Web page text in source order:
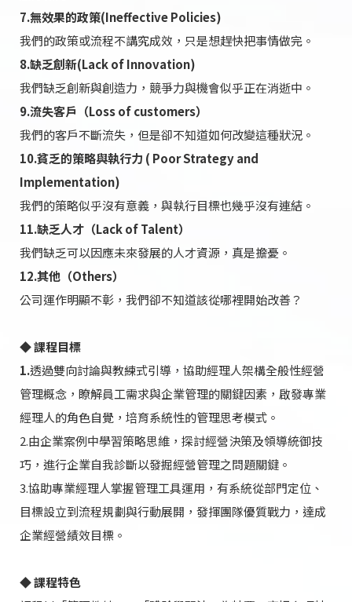
7.無效果的政策(Ineffective Policies)
我們的政策或流程不講究成效，只是想趕快把事情做完。
8.缺乏創新(Lack of Innovation)
我們缺乏創新與創造力，競爭力與機會似乎正在消逝中。
9.流失客戶（Loss of customers）
我們的客戶不斷流失，但是卻不知道如何改變這種狀況。
10.貧乏的策略與執行力 ( Poor Strategy and
Implementation)
我們的策略似乎沒有意義，與執行目標也幾乎沒有連結。
11.缺乏人才（Lack of Talent）
我們缺乏可以因應未來發展的人才資源，真是擔憂。
12.其他（Others）
公司運作明顯不彰，我們卻不知道該從哪裡開始改善？
◆ 課程目標
1.透過雙向討論與教練式引導，協助經理人架構全般性經營
管理概念，瞭解員工需求與企業管理的關鍵因素，啟發專業
經理人的角色自覺，培育系統性的管理思考模式。
2.由企業案例中學習策略思維，探討經營決策及領導統御技
巧，進行企業自我診斷以發掘經營管理之問題關鍵。
3.協助專業經理人掌握管理工具運用，有系統從部門定位、
目標設立到流程規劃與行動展開，發揮團隊優質戰力，達成
企業經營績效目標。
◆ 課程特色